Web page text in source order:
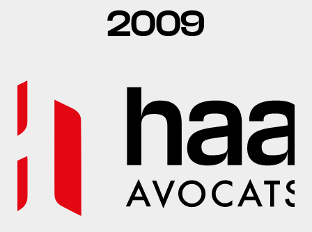
2009